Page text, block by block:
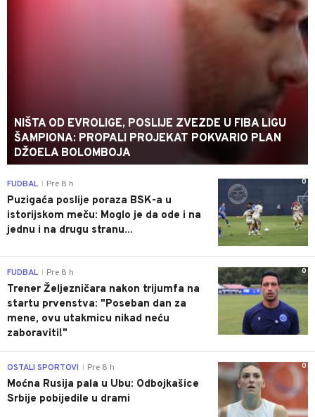
NIŠTA OD EVROLIGE, POSLIJE ZVEZDE U FIBA LIGU
ŠAMPIONA: PROPALI PROJEKAT POKVARIO PLAN
DŽOELA BOLOMBOJA
0
FUDBAL Pre 8 h
Puzigaća poslije poraza BSK-a u
istorijskom meču: Moglo je da ode i na
jednu i na drugu stranu...
0
FUDBAL Pre 8 h
Trener Željezničara nakon trijumfa na
startu prvenstva: "Poseban dan za
mene, ovu utakmicu nikad neću
zaboraviti!"
0
OSTALI SPORTOVI Pre 8 h
Moćna Rusija pala u Ubu: Odbojkašice
Srbije pobijedile u drami